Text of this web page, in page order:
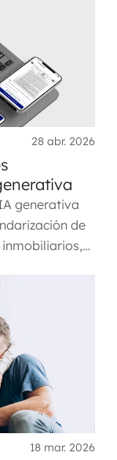
28 abr. 2026
generativa
de
18 mar. 2026